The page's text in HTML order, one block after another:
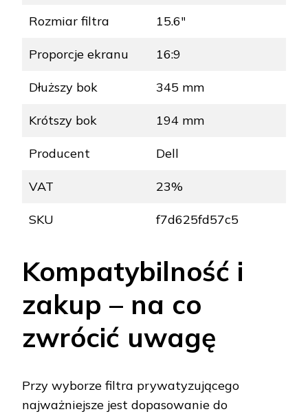
Rozmiar filtra 15.6″
Proporcje ekranu 16:9
Dłuższy bok 345 mm
Krótszy bok 194 mm
Producent Dell
VAT 23%
SKU f7d625fd57c5
Kompatybilność i
zakup – na co
zwrócić uwagę
Przy wyborze filtra prywatyzującego
najważniejsze jest dopasowanie do